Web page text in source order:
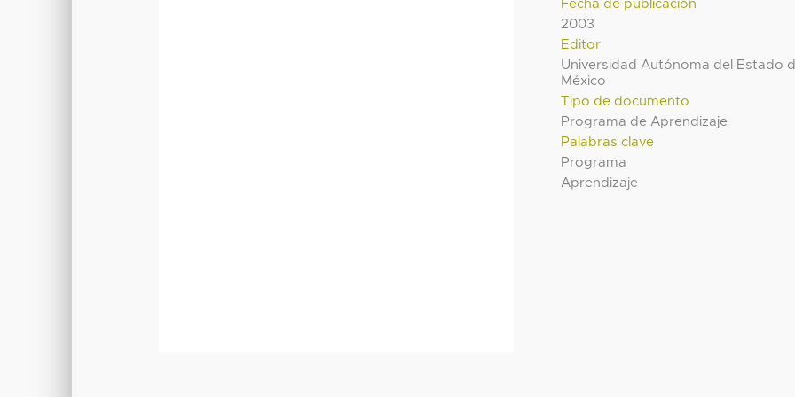
Fecha de publicación
2003
Editor
Universidad Autónoma del Estado
México
Tipo de documento
Programa de Aprendizaje
Palabras clave
Programa
Aprendizaje